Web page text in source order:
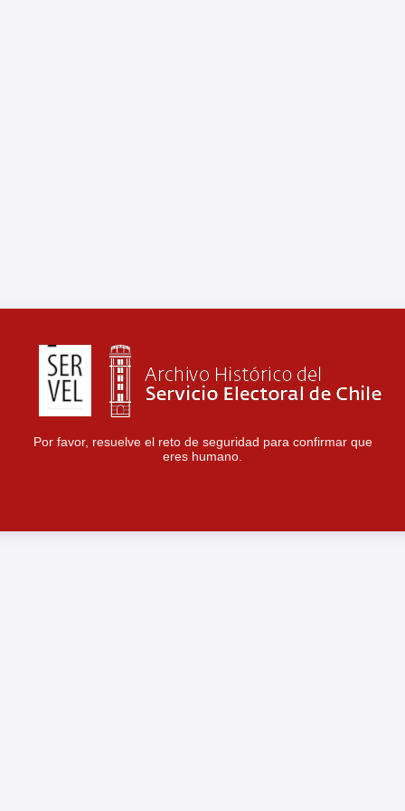
Por favor, resuelve el reto de seguridad para confirmar que
eres humano.